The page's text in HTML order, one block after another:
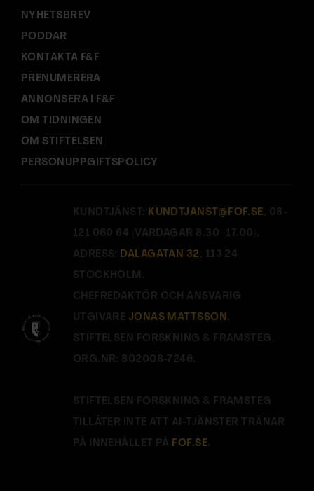
NYHETSBREV
PODDAR
KONTAKTA F&F
PRENUMERERA
ANNONSERA I F&F
OM TIDNINGEN
OM STIFTELSEN
PERSONUPPGIFTSPOLICY
KUNDTJÄNST: KUNDTJANST@FOF.SE , 08-
121 060 64 (VARDAGAR 8.30–17.00).
ADRESS: DALAGATAN 32 , 113 24
STOCKHOLM.
CHEFREDAKTÖR OCH ANSVARIG
UTGIVARE JONAS MATTSSON.
STIFTELSEN FORSKNING & FRAMSTEG.
ORG.NR: 802008-7246.
STIFTELSEN FORSKNING & FRAMSTEG
TILLÅTER INTE ATT AI-TJÄNSTER TRÄNAR
PÅ INNEHÅLLET PÅ FOF.SE.